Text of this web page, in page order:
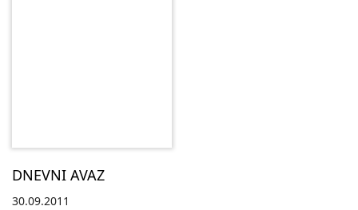
DNEVNI AVAZ
30.09.2011